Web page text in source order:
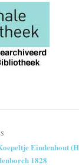
Eindenhout
1828